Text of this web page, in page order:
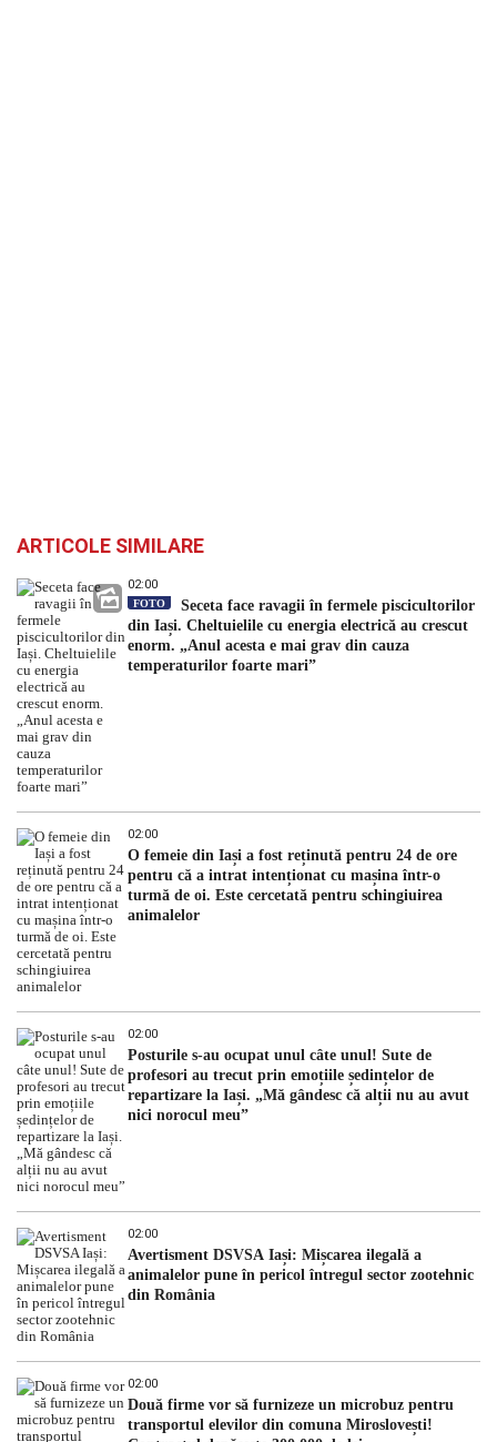
ARTICOLE SIMILARE
02:00
FOTO
Seceta face ravagii în fermele piscicultorilor
din Iași. Cheltuielile cu energia electrică au crescut
enorm. „Anul acesta e mai grav din cauza
temperaturilor foarte mari”
02:00
O femeie din Iași a fost reținută pentru 24 de ore
pentru că a intrat intenționat cu mașina într-o
turmă de oi. Este cercetată pentru schingiuirea
animalelor
02:00
Posturile s-au ocupat unul câte unul! Sute de
profesori au trecut prin emoțiile ședințelor de
repartizare la Iași. „Mă gândesc că alții nu au avut
nici norocul meu”
02:00
Avertisment DSVSA Iași: Mișcarea ilegală a
animalelor pune în pericol întregul sector zootehnic
din România
02:00
Două firme vor să furnizeze un microbuz pentru
transportul elevilor din comuna Miroslovești!